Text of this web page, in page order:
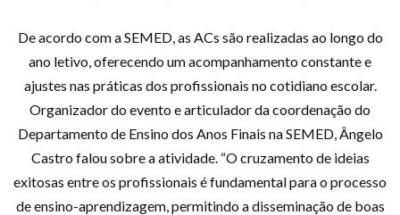
De acordo com a SEMED, as ACs são realizadas ao longo do
ano letivo, oferecendo um acompanhamento constante e
ajustes nas práticas dos profissionais no cotidiano escolar.
Organizador do evento e articulador da coordenação do
Departamento de Ensino dos Anos Finais na SEMED, Ângelo
Castro falou sobre a atividade. “O cruzamento de ideias
exitosas entre os profissionais é fundamental para o processo
de ensino-aprendizagem, permitindo a disseminação de boas